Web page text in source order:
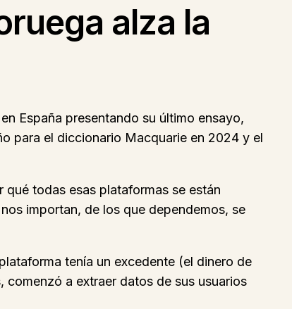
alza la
España presentando su último ensayo,
para el diccionario Macquarie en 2024 y el
todas esas plataformas se están
importan, de los que dependemos, se
tenía un excedente (el dinero de
comenzó a extraer datos de sus usuarios